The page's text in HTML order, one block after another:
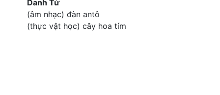
Danh Từ
(âm nhạc) đàn antô
(thực vật học) cây hoa tím